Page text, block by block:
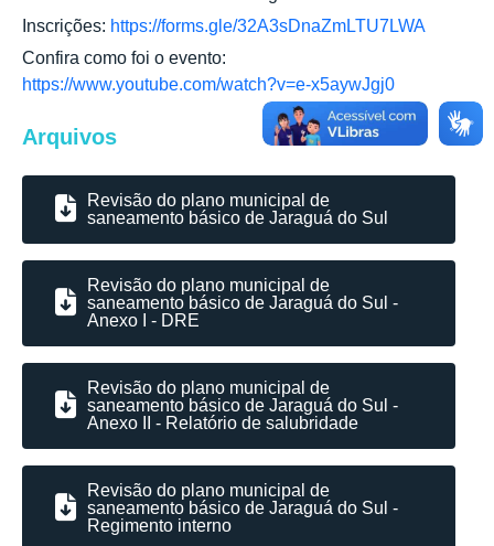
Inscrições: https://forms.gle/32A3sDnaZmLTU7LWA
Confira como foi o evento:
https://www.youtube.com/watch?v=e-x5aywJgj0
Arquivos
Revisão do plano municipal de
saneamento básico de Jaraguá do Sul
Revisão do plano municipal de
saneamento básico de Jaraguá do Sul -
Anexo I - DRE
Revisão do plano municipal de
saneamento básico de Jaraguá do Sul -
Anexo II - Relatório de salubridade
Revisão do plano municipal de
saneamento básico de Jaraguá do Sul -
Regimento interno